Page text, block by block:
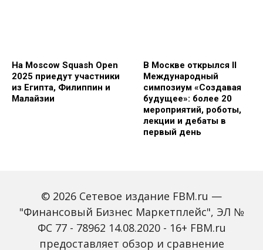
На Moscow Squash Open
2025 приедут участники
из Египта, Филиппин и
Малайзии
В Москве открылся II
Международный
симпозиум «Создавая
будущее»: более 20
мероприятий, роботы,
лекции и дебаты в
первый день
Зарплаты вырастут,
Россиян предупредили
© 2026 Сетевое издание FBM.ru —
"Финансовый Бизнес Маркетплейс", ЭЛ №
ФС 77 - 78962 14.08.2020 - 16+ FBM.ru
предоставляет обзор и сравнение